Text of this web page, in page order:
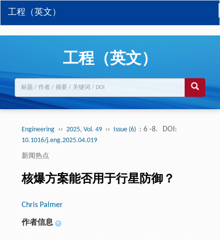
工程（英文）
工程（英文）
Engineering ›› 2025, Vol. 49 ›› Issue (6) : 6 -8. DOI:
10.1016/j.eng.2025.04.019
新闻热点
核爆方案能否用于行星防御？
Chris Palmer
作者信息 +